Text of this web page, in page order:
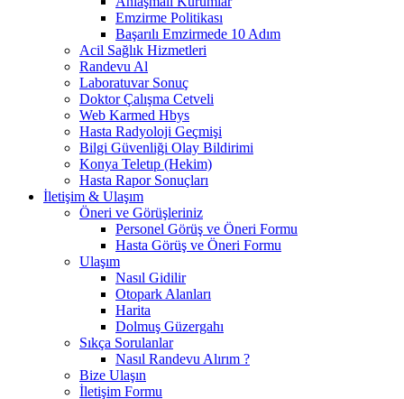
Emzirme Politikası
Başarılı Emzirmede 10 Adım
Acil Sağlık Hizmetleri
Randevu Al
Laboratuvar Sonuç
Doktor Çalışma Cetveli
Web Karmed Hbys
Hasta Radyoloji Geçmişi
Bilgi Güvenliği Olay Bildirimi
Konya Teletıp (Hekim)
Hasta Rapor Sonuçları
İletişim & Ulaşım
Öneri ve Görüşleriniz
Personel Görüş ve Öneri Formu
Hasta Görüş ve Öneri Formu
Ulaşım
Nasıl Gidilir
Otopark Alanları
Harita
Dolmuş Güzergahı
Sıkça Sorulanlar
Nasıl Randevu Alırım ?
Bize Ulaşın
İletişim Formu